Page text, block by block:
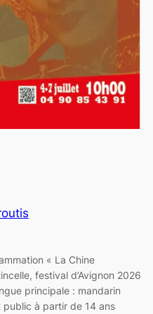
« La Chine
festival d’Avignon 2026
principale : mandarin
public à partir de 14 ans